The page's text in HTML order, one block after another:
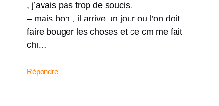
, j’avais pas trop de soucis.
– mais bon , il arrive un jour ou l’on doit
faire bouger les choses et ce cm me fait
chi…
Répondre